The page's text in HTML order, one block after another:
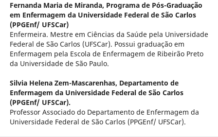
Fernanda Maria de Miranda, Programa de Pós-Graduação
em Enfermagem da Universidade Federal de São Carlos
(PPGEnf/ UFSCar)
Enfermeira. Mestre em Ciências da Saúde pela Universidade
Federal de São Carlos (UFSCar). Possui graduação em
Enfermagem pela Escola de Enfermagem de Ribeirão Preto
da Universidade de São Paulo.
Silvia Helena Zem-Mascarenhas, Departamento de
Enfermagem da Universidade Federal de São Carlos
(PPGEnf/ UFSCar).
Professor Associado do Departamento de Enfermagem da
Universidade Federal de São Carlos (PPGEnf/ UFSCar).